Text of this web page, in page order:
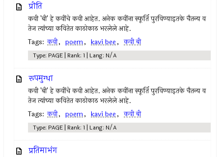
प्रीति
कवी 'बी' हे कवींचे कवी आहेत. अनेक कवींना स्फूर्ति पुरविण्याइतके चैतन्य व
तेज त्यांच्या कवितेत काठोकाठ भरलेले आहे.
Tags: कवी, poem, kavi bee, कवी बी
Type: PAGE | Rank: 1 | Lang: N/A
रूपमुग्धा
कवी 'बी' हे कवींचे कवी आहेत. अनेक कवींना स्फूर्ति पुरविण्याइतके चैतन्य व
तेज त्यांच्या कवितेत काठोकाठ भरलेले आहे.
Tags: कवी, poem, kavi bee, कवी बी
Type: PAGE | Rank: 1 | Lang: N/A
प्रतिमाभंग